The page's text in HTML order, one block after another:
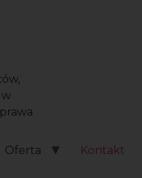
Oferta Kontakt